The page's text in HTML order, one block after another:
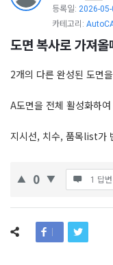
등록일: 2026-
카테고리:
도면 복사로 가져
2개의 다른 완성된 도면
A도면을 전체 활성화하
지시선, 치수, 품목list가
0 1 답변